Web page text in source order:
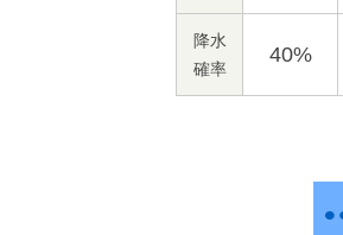
降水
確率
40%